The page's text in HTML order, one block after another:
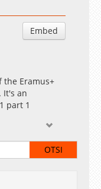
Embed
the Eramus+
It's an
part 1